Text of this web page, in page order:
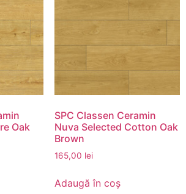
Oak
SPC Classen Ceramin
Nuva Selected Cotton Oak
Brown
165,00 lei
Adaugă în coș